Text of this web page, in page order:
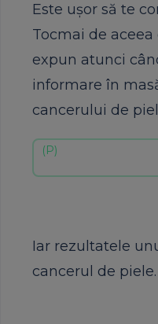
Este uşor să te
Tocmai de
expun atunci
informare în
cancerului de
Iar rezultatele
cancerul de